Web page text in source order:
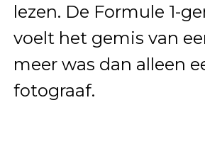
lezen. De Formule 1-
voelt het gemis van
meer was dan alleen
fotograaf.